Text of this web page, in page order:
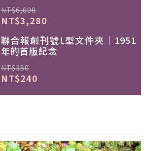
NT$6,000
NT$3,280
聯合報創刊號L型文件夾｜1951
年的首版紀念
NT$350
NT$240